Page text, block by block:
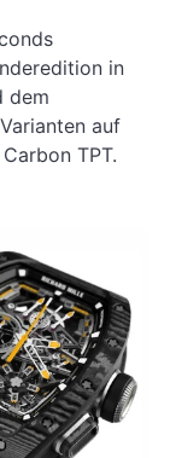
in
dem
auf
TPT.